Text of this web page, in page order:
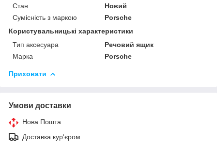
Стан
Новий
Сумісність з маркою
Porsche
Користувальницькі характеристики
Тип аксесуара
Речовий ящик
Марка
Porsche
Приховати
Умови доставки
Нова Пошта
Доставка кур'єром